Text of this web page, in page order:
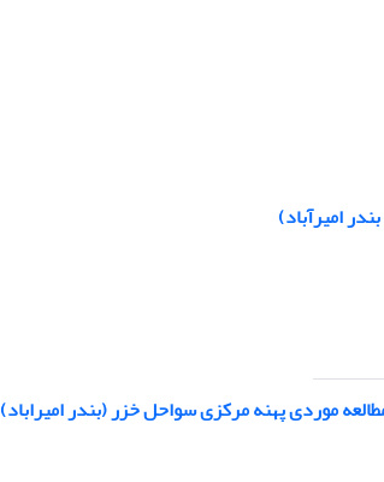
امیرآباد)
موردی پهنه مرکزی سواحل خزر (بندر امیراباد)